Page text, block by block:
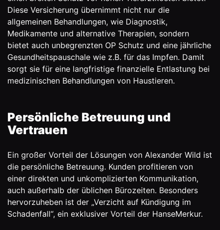
Diese Versicherung übernimmt nicht nur die
allgemeinen Behandlungen, wie Diagnostik,
Medikamente und alternative Therapien, sondern
bietet auch unbegrenzten OP Schutz und eine jährliche
Gesundheitspauschale wie z.B. für das Impfen. Damit
sorgt sie für eine langfristige finanzielle Entlastung bei
medizinischen Behandlungen von Haustieren.
Persönliche Betreuung und
Vertrauen
Ein großer Vorteil der Lösungen von Alexander Wild ist
die persönliche Betreuung. Kunden profitieren von
einer direkten und unkomplizierten Kommunikation,
auch außerhalb der üblichen Bürozeiten. Besonders
hervorzuheben ist der „Verzicht auf Kündigung im
Schadenfall“, ein exklusiver Vorteil der HanseMerkur.